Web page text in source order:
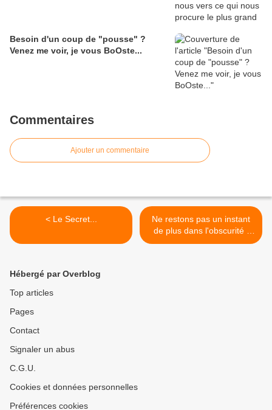
Besoin d'un coup de "pousse" ?
Venez me voir, je vous BoOste...
Commentaires
Ajouter un commentaire
< Le Secret...
Ne restons pas un instant
de plus dans l'obscurité :
ALLUMONS LA LUMIERE...
Hébergé par Overblog
Top articles
Pages
Contact
Signaler un abus
C.G.U.
Cookies et données personnelles
Préférences cookies